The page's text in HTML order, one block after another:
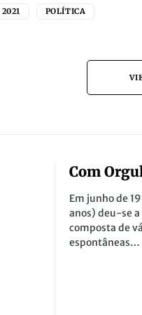
POLÍTICA
Com
Em junho de
anos) deu-se
composta de
espontâneas…